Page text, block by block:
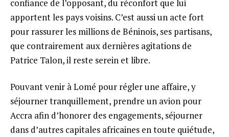
confiance de l’opposant, du réconfort que lui
apportent les pays voisins. C’est aussi un acte fort
pour rassurer les millions de Béninois, ses partisans,
que contrairement aux dernières agitations de
Patrice Talon, il reste serein et libre.
Pouvant venir à Lomé pour régler une affaire, y
séjourner tranquillement, prendre un avion pour
Accra afin d’honorer des engagements, séjourner
dans d’autres capitales africaines en toute quiétude,